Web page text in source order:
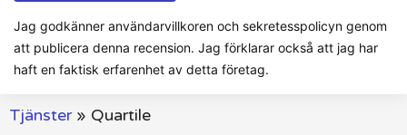
Jag godkänner användarvillkoren och sekretesspolicyn genom
att publicera denna recension. Jag förklarar också att jag har
haft en faktisk erfarenhet av detta företag.
Tjänster» Quartile